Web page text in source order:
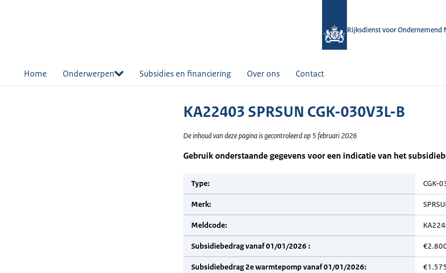
Rijksdienst voor Ondernemend
Home Onderwerpen Subsidies en financiering Over ons Contact
KA22403 SPRSUN CGK-030V3L-B
De inhoud van deze pagina is gecontroleerd op 5 februari 2026
Gebruik onderstaande gegevens voor een indicatie van het
Type: CGK-
Merk:
Meldcode:
Subsidiebedrag vanaf 01/01/2026 :
Subsidiebedrag 2e warmtepomp vanaf 01/01/2026: